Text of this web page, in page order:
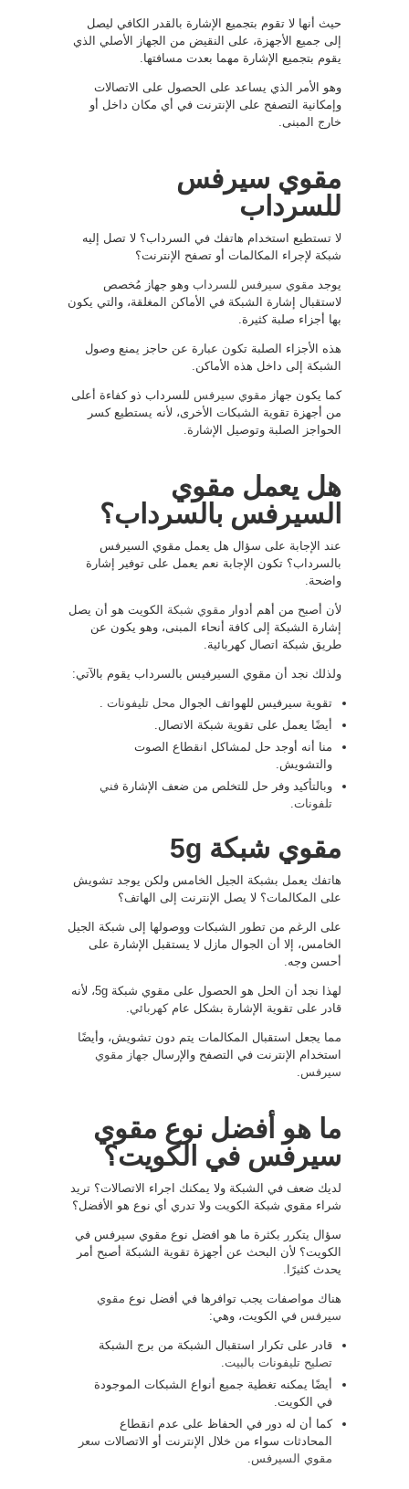
حيث أنها لا تقوم بتجميع الإشارة بالقدر الكافي ليصل
إلى جميع الأجهزة، على النقيض من الجهاز الأصلي الذي
يقوم بتجميع الإشارة مهما بعدت مسافتها.
وهو الأمر الذي يساعد على الحصول على الاتصالات
وإمكانية التصفح على الإنترنت في أي مكان داخل أو
خارج المبنى.
مقوي سيرفس
للسرداب
لا تستطيع استخدام هاتفك في السرداب؟ لا تصل إليه
شبكة لإجراء المكالمات أو تصفح الإنترنت؟
يوجد مقوي سيرفس للسرداب وهو جهاز مُخصص
لاستقبال إشارة الشبكة في الأماكن المغلقة، والتي يكون
بها أجزاء صلبة كثيرة.
هذه الأجزاء الصلبة تكون عبارة عن حاجز يمنع وصول
الشبكة إلى داخل هذه الأماكن.
كما يكون جهاز مقوي سيرفس للسرداب ذو كفاءة أعلى
من أجهزة تقوية الشبكات الأخرى، لأنه يستطيع كسر
الحواجز الصلبة وتوصيل الإشارة.
هل يعمل مقوي
السيرفس بالسرداب؟
عند الإجابة على سؤال هل يعمل مقوي السيرفس
بالسرداب؟ تكون الإجابة نعم يعمل على توفير إشارة
واضحة.
لأن أصبح من أهم أدوار مقوي شبكة الكويت هو أن يصل
إشارة الشبكة إلى كافة أنحاء المبنى، وهو يكون عن
طريق شبكة اتصال كهربائية.
ولذلك نجد أن مقوي السيرفيس بالسرداب يقوم بالآتي:
تقوية سيرفيس للهواتف الجوال محل تليفونات
أيضًا يعمل على تقوية شبكة الاتصال.
منا أنه أوجد حل لمشاكل انقطاع الصوت
والتشويش.
وبالتأكيد وفر حل للتخلص من ضعف الإشارة فني
تلفونات
مقوي شبكة 5g
هاتفك يعمل بشبكة الجيل الخامس ولكن يوجد تشويش
على المكالمات؟ لا يصل الإنترنت إلى الهاتف؟
على الرغم من تطور الشبكات ووصولها إلى شبكة الجيل
الخامس، إلا أن الجوال مازل لا يستقبل الإشارة على
أحسن وجه.
لهذا نجد أن الحل هو الحصول على مقوي شبكة 5g، لأنه
قادر على تقوية الإشارة بشكل عامكهربائي
مما يجعل استقبال المكالمات يتم دون تشويش، وأيضًا
استخدام الإنترنت في التصفح والإرسال جهاز مقوي
سيرفس
ما هو أفضل نوع مقوي
سيرفس في الكويت؟
لديك ضعف في الشبكة ولا يمكنك اجراء الاتصالات؟ تريد
شراء مقوي شبكة الكويت ولا تدري أي نوع هو الأفضل؟
سؤال يتكرر بكثرة ما هو افضل نوع مقوي سيرفس في
الكويت؟ لأن البحث عن أجهزة تقوية الشبكة أصبح أمر
يحدث كثيرًا.
هناك مواصفات يجب توافرها في أفضل نوع مقوي
سيرفس في الكويت، وهي:
قادر على تكرار استقبال الشبكة من برج الشبكة
تصليح تليفونات بالبيت
أيضًا يمكنه تغطية جميع أنواع الشبكات الموجودة
في الكويت.
كما أن له دور في الحفاظ على عدم انقطاع
المحادثات سواء من خلال الإنترنت أو الاتصالات سعر
مقوي السيرفس